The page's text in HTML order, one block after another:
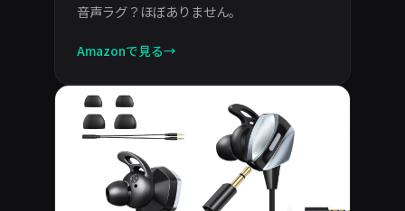
音声ラグ？ほぼありません。
Amazonで見る